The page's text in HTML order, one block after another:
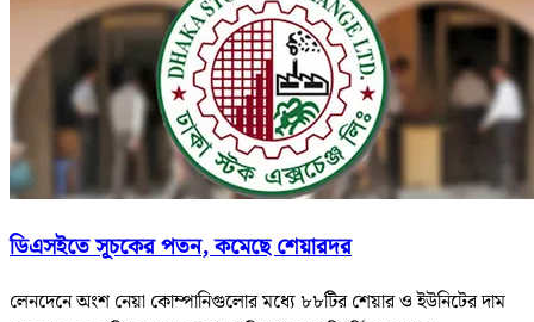
ডিএসইতে সূচকের পতন, কমেছে শেয়ারদর
লেনদেনে অংশ নেয়া কোম্পানিগুলোর মধ্যে ৮৮টির শেয়ার ও ইউনিটের দাম